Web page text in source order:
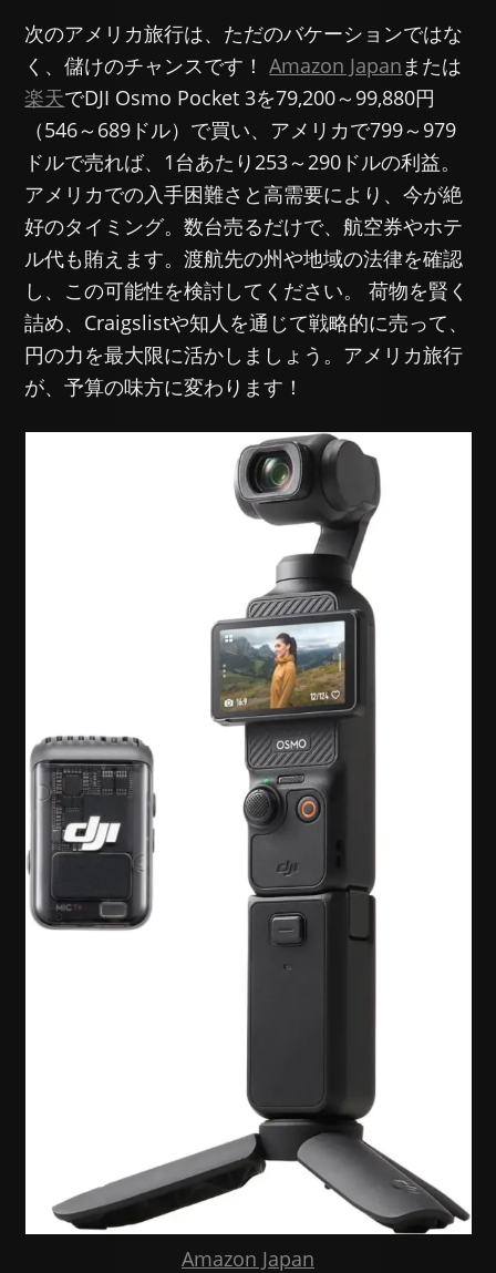
次のアメリカ旅行は、ただのバケーションではな
く、儲けのチャンスです！Amazon Japan または
楽天でDJI Osmo Pocket 3を79,200～99,880円
（546～689ドル）で買い、アメリカで799～979
ドルで売れば、1台あたり253～290ドルの利益。
アメリカでの入手困難さと高需要により、今が絶
好のタイミング。数台売るだけで、航空券やホテ
ル代も賄えます。渡航先の州や地域の法律を確認
し、この可能性を検討してください。 荷物を賢く
詰め、Craigslistや知人を通じて戦略的に売って、
円の力を最大限に活かしましょう。アメリカ旅行
が、予算の味方に変わります！
Amazon Japan